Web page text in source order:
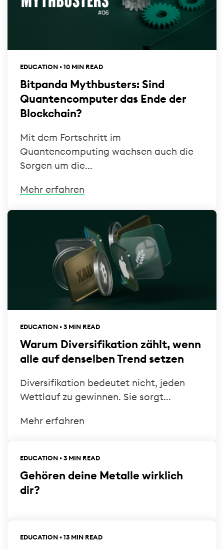
EDUCATION • 10 MIN READ
Bitpanda Mythbusters: Sind
Quantencomputer das Ende der
Blockchain?
Mit dem Fortschritt im
Quantencomputing wachsen auch die
Sorgen um die...
Mehr erfahren
EDUCATION • 3 MIN READ
Warum Diversifikation zählt, wenn
alle auf denselben Trend setzen
Diversifikation bedeutet nicht, jeden
Wettlauf zu gewinnen. Sie sorgt...
Mehr erfahren
EDUCATION • 3 MIN READ
Gehören deine Metalle wirklich
dir?
EDUCATION • 13 MIN READ